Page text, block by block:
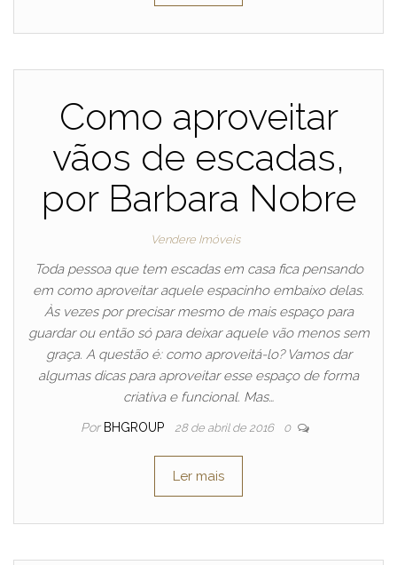
Como aproveitar
vãos de escadas,
por Barbara Nobre
Vendere Imóveis
Toda pessoa que tem escadas em casa fica pensando
em como aproveitar aquele espacinho embaixo delas.
Às vezes por precisar mesmo de mais espaço para
guardar ou então só para deixar aquele vão menos sem
graça. A questão é: como aproveitá-lo? Vamos dar
algumas dicas para aproveitar esse espaço de forma
criativa e funcional. Mas…
Por BHGROUP 28 de abril de 2016 0
Ler mais